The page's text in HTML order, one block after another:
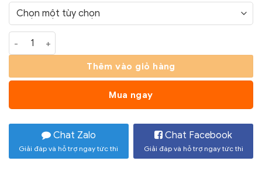
590.000 ₫
đến
Đồng Hồ Treo Tường Tráng Gương TG06 số lượng
Thêm vào giỏ hàng
Mua ngay
Chat Zalo
Giải đáp và hỗ trợ ngay tức thì
Chat Facebook
Giải đáp và hỗ trợ ngay tức thì